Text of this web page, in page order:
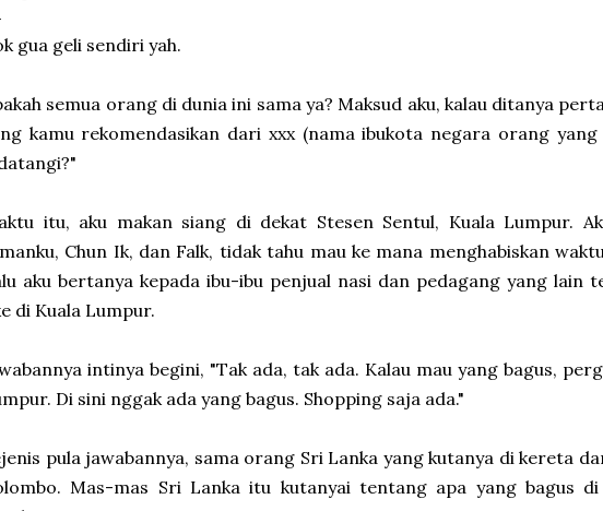
gua geli sendiri yah.
semua orang di dunia ini sama ya? Maksud aku, kalau ditanya
kamu rekomendasikan dari xxx (nama ibukota negara orang
itu, aku makan siang di dekat Stesen Sentul, Kuala Lumpur.
Chun Ik, dan Falk, tidak tahu mau ke mana menghabiskan
aku bertanya kepada ibu-ibu penjual nasi dan pedagang yang lain
di Kuala Lumpur.
intinya begini, "Tak ada, tak ada. Kalau mau yang bagus,
Di sini nggak ada yang bagus. Shopping saja ada."
pula jawabannya, sama orang Sri Lanka yang kutanya di kereta
Mas-mas Sri Lanka itu kutanyai tentang apa yang bagus